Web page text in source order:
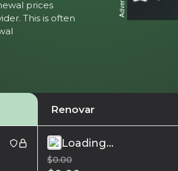
prices
This is often
Renovar
Loading...
$0.00